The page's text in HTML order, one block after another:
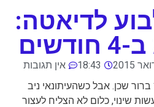
לדיאטה:
18:43
אין תגובות
שכן. אבל כשהעיתונאי ניב
שינוי, כלום לא הצליח לעצור